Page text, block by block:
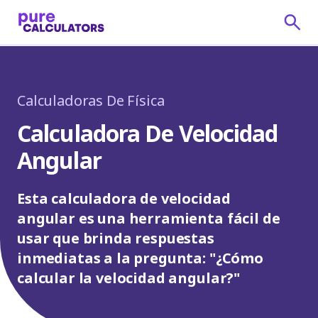
Calculadoras De Física
Calculadora De Velocidad
Angular
Esta calculadora de velocidad
angular es una herramienta fácil de
usar que brinda respuestas
inmediatas a la pregunta: "¿Cómo
calcular la velocidad angular?"